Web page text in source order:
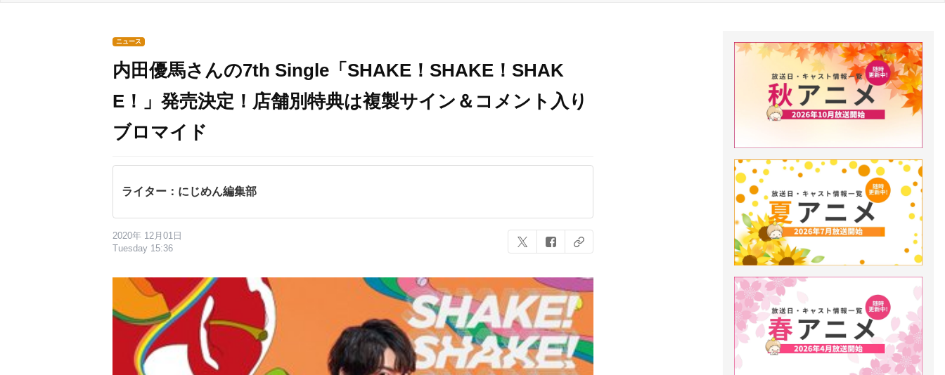
ニュース
内田優馬さんの7th Single「SHAKE！SHAKE！SHAK
E！」発売決定！店舗別特典は複製サイン＆コメント入り
ブロマイド
ライター：にじめん編集部
2020年 12月01日
Tuesday 15:36